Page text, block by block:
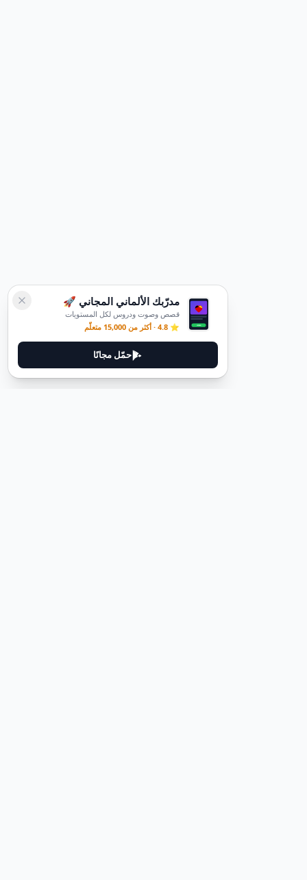
مدرّبك الألماني المجاني 🚀
قصص وصوت ودروس لكل المستويات
⭐ 4.8 · أكثر من 15,000 متعلّم
حمّل مجانًا